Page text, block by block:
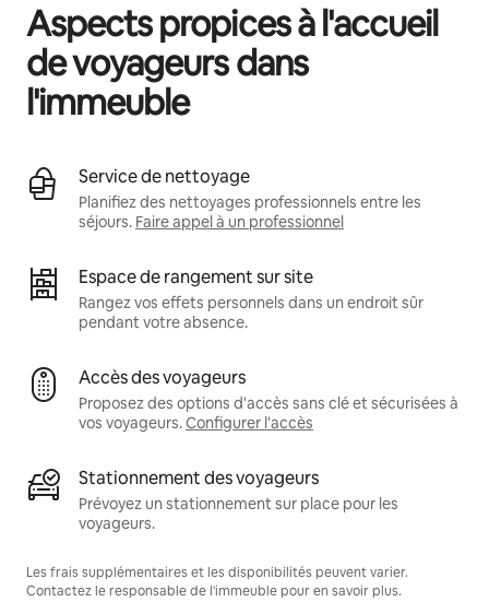
Aspects propices à l'accueil
de voyageurs dans
l'immeuble
Service de nettoyage
Planifiez des nettoyages professionnels entre les
séjours. Faire appel à un professionnel
Espace de rangement sur site
Rangez vos effets personnels dans un endroit sûr
pendant votre absence.
Accès des voyageurs
Proposez des options d'accès sans clé et sécurisées à
vos voyageurs.Configurer l'accès
Stationnement des voyageurs
Prévoyez un stationnement sur place pour les
voyageurs.
Les frais supplémentaires et les disponibilités peuvent varier.
Contactez le responsable de l'immeuble pour en savoir plus.